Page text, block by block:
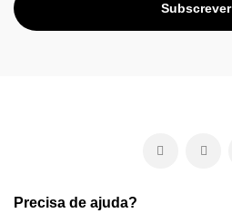
Subscrever
Precisa de ajuda?